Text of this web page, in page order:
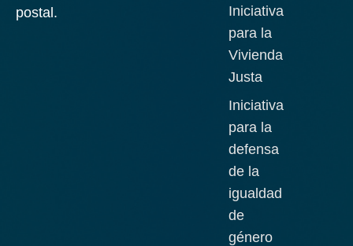
postal.
Iniciativa
para la
Vivienda
Justa
Iniciativa
para la
defensa
de la
igualdad
de
género